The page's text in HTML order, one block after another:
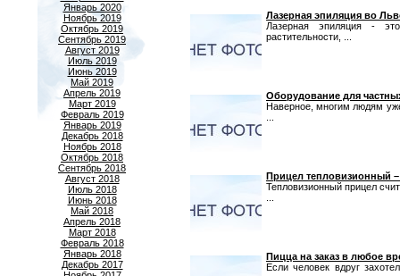
Январь 2020
Ноябрь 2019
Октябрь 2019
Сентябрь 2019
Август 2019
Июль 2019
Июнь 2019
Май 2019
Апрель 2019
Март 2019
Февраль 2019
Январь 2019
Декабрь 2018
Ноябрь 2018
Октябрь 2018
Сентябрь 2018
Август 2018
Июль 2018
Июнь 2018
Май 2018
Апрель 2018
Март 2018
Февраль 2018
Январь 2018
Декабрь 2017
Лазерная эпиляция во
Лазерная эпиляция -
растительности, ...
Оборудование для
Наверное, многим людям
Прицел тепловизионный
Тепловизионный прицел
Пицца на заказ в любое
Если человек вдруг